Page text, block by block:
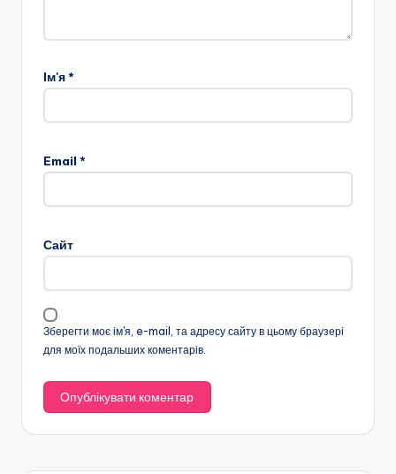
Ім'я*
Email *
Сайт
Зберегти моє ім'я, e-mail, та адресу сайту в цьому браузері
для моїх подальших коментарів.